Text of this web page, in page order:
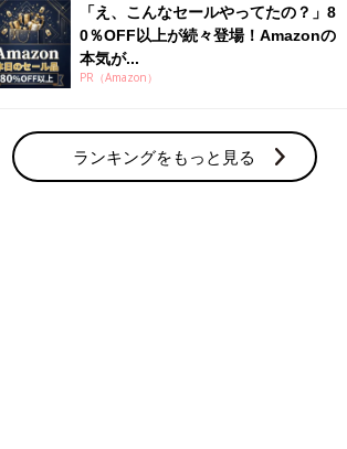
「え、こんなセールやってたの？」8
0％OFF以上が続々登場！Amazonの
本気が...
PR（Amazon）
ランキングをもっと見る